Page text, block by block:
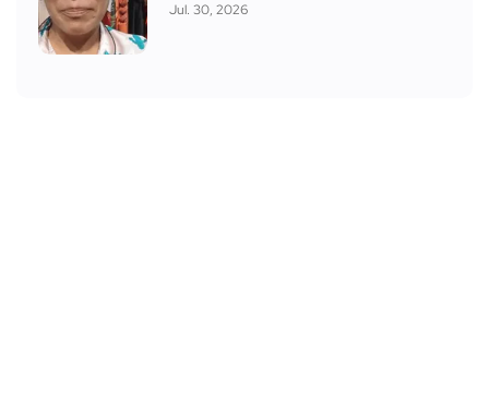
Jul. 30, 2026